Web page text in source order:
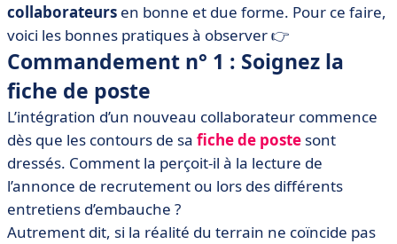
collaborateurs en bonne et due forme. Pour ce faire,
voici les bonnes pratiques à observer 👉
Commandement n° 1 : Soignez la
fiche de poste
L’intégration d’un nouveau collaborateur commence
dès que les contours de sa fiche de poste sont
dressés. Comment la perçoit-il à la lecture de
l’annonce de recrutement ou lors des différents
entretiens d’embauche ?
Autrement dit, si la réalité du terrain ne coïncide pas